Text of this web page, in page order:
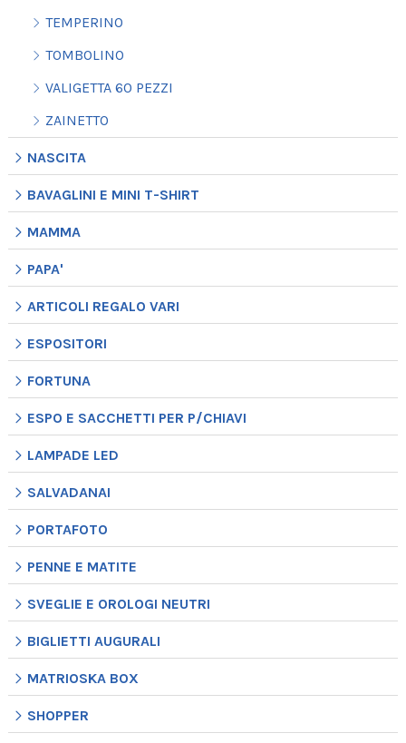
TEMPERINO
TOMBOLINO
VALIGETTA 60 PEZZI
ZAINETTO
NASCITA
BAVAGLINI E MINI T-SHIRT
MAMMA
PAPA'
ARTICOLI REGALO VARI
ESPOSITORI
FORTUNA
ESPO E SACCHETTI PER P/CHIAVI
LAMPADE LED
SALVADANAI
PORTAFOTO
PENNE E MATITE
SVEGLIE E OROLOGI NEUTRI
BIGLIETTI AUGURALI
MATRIOSKA BOX
SHOPPER